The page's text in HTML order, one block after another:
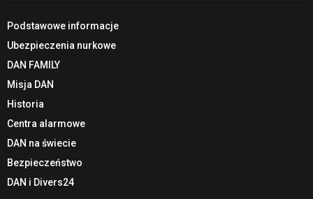
Podstawowe informacje
Ubezpieczenia nurkowe
DAN FAMILY
Misja DAN
Historia
Centra alarmowe
DAN na świecie
Bezpieczeństwo
DAN i Divers24